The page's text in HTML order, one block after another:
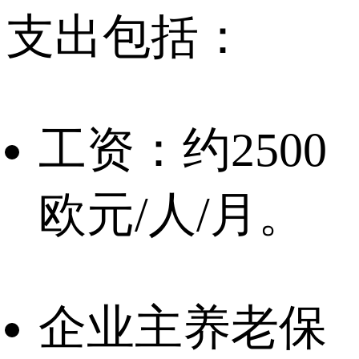
支出包括：
工资：约2500
欧元/人/月。
企业主养老保